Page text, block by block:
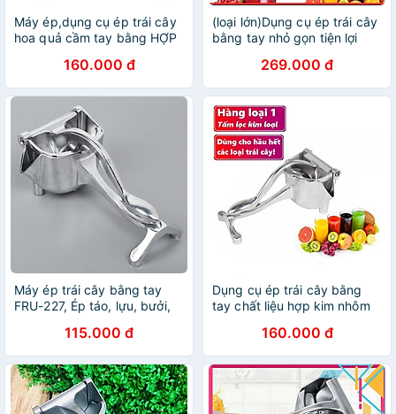
Máy ép,dụng cụ ép trái cây
hoa quả cầm tay bằng HỢP
160.000 đ
(loại lớn)Dụng cụ ép trái cây
bằng tay nhỏ gọn tiện lợi
269.000 đ
Máy ép trái cây bằng tay
FRU-227, Ép táo, lựu, bưởi,
chuyên dụng115.000 đ
Dụng cụ ép trái cây bằng
tay chất liệu hợp kim nhôm
hoa quả đa năng
160.000 đ